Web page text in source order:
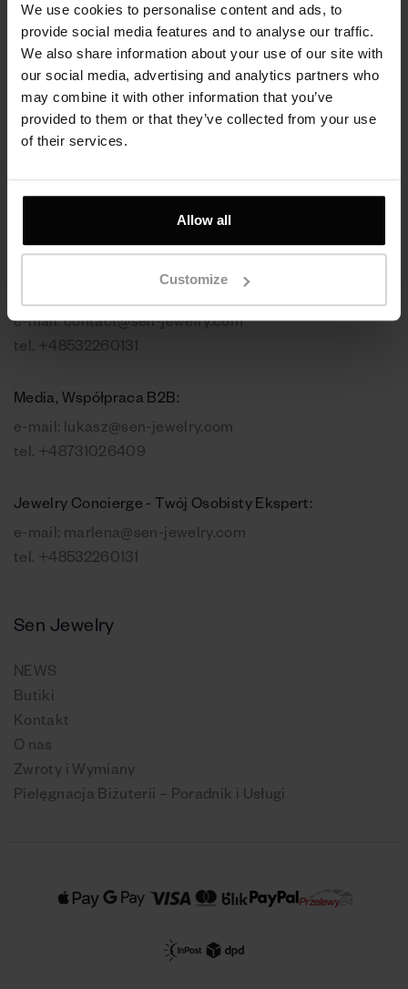
We use cookies to personalise content and ads, to
provide social media features and to analyse our traffic.
We also share information about your use of our site with
our social media, advertising and analytics partners who
may combine it with other information that you’ve
provided to them or that they’ve collected from your use
of their services.
Allow all
Customize
blue, srebro próby
925
350 zł
Swiss blue, srebro
próby 925
560 zł
Skontaktuj się z nami
e-mail:contact@sen-jewelry.com
tel. +48532260131
Media, Współpraca B2B:
e-mail: lukasz@sen-jewelry.com
tel. +48731026409
Jewelry Concierge - Twój Osobisty Ekspert:
e-mail: marlena@sen-jewelry.com
tel. +48532260131
Sen Jewelry
NEWS
Butiki
Kontakt
O nas
Zwroty i Wymiany
Pielęgnacja Biżuterii – Poradnik i Usługi